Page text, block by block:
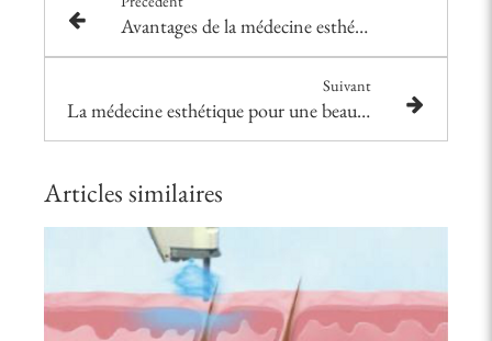
Avantages de la médecine esthétique
Suivant
La médecine esthétique pour une beauté epanouissante
Articles similaires